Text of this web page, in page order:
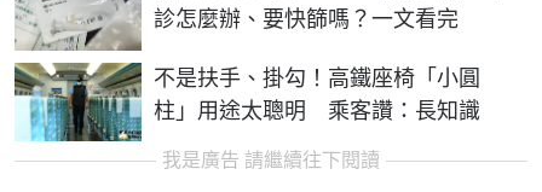
診怎麼辦、要快篩嗎？一文看完
不是扶手、掛勾！高鐵座椅「小圓
柱」用途太聰明 乘客讚：長知識
我是廣告 請繼續往下閱讀